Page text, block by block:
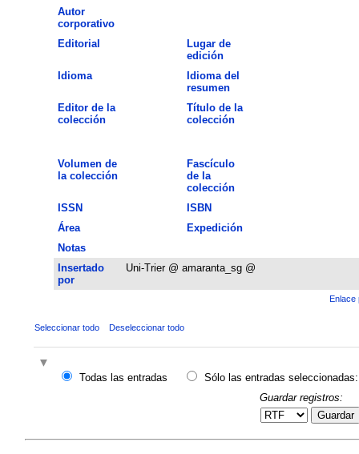
Autor
corporativo
Editorial
Lugar de
edición
Idioma
Idioma del
resumen
Editor de la
colección
Título de la
colección
Volumen de
la colección
Fascículo
de la
colección
ISSN
ISBN
Área
Expedición
Notas
Insertado
por
Uni-Trier @ amaranta_sg @
Enlace
Seleccionar todo Deseleccionar todo
Todas las entradas
Sólo las entradas seleccionadas:
Guardar registros:
Guardar